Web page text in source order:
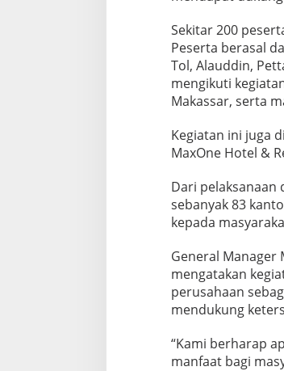
h
d
i
M
a
x
n
e
H
t
e
Sekitar 200
Peserta berasal
Tol, Alauddin,
mengikuti
Makassar, serta
Kegiatan ini juga
MaxOne Hotel &
Dari
sebanyak 83
kepada
General Manager
mengatakan
perusahaan
mendukung
“Kami berharap
manfaat bagi